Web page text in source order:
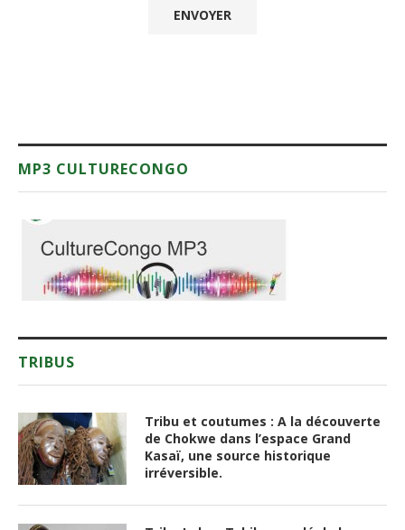
MP3 CULTURECONGO
TRIBUS
Tribu et coutumes : A la découverte
de Chokwe dans l’espace Grand
Kasaï, une source historique
irréversible.